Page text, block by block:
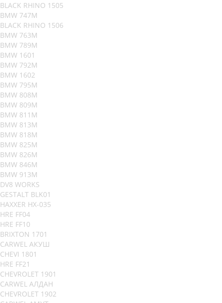
BLACK RHINO 1505
BMW 747M
BLACK RHINO 1506
BMW 763M
BMW 789M
BMW 1601
BMW 792M
BMW 1602
BMW 795M
BMW 808M
BMW 809M
BMW 811M
BMW 813M
BMW 818M
BMW 825M
BMW 826M
BMW 846M
BMW 913M
DV8 WORKS
GESTALT BLK01
HAXXER HX-035
HRE FF04
HRE FF10
BRIXTON 1701
CARWEL АКУШ
CHEVI 1801
HRE FF21
CHEVROLET 1901
CARWEL АЛДАН
CHEVROLET 1902